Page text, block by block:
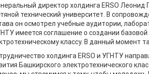
директор холдинга ERSO
технический университет. В
он осмотрел учебные аудитории,
имеется соглашение о создании
классу. В данный момент
холдинга ERSO и УГНТУ
Башкирского электротехнического